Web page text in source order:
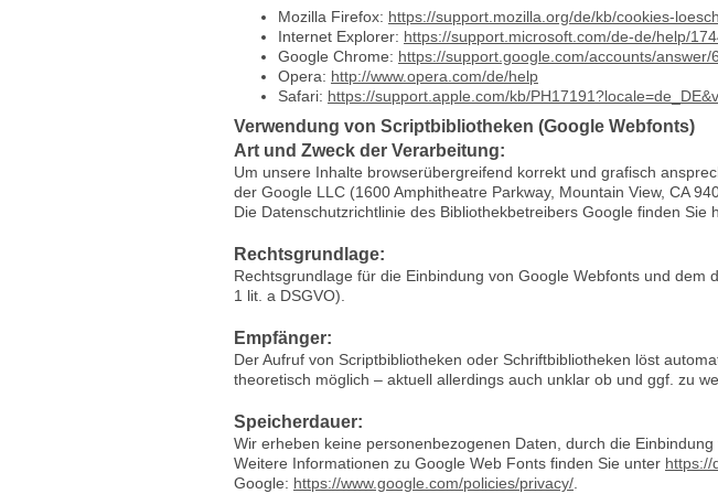
Mozilla Firefox: https://support.mozilla.org/de/kb/cookies-
Internet Explorer: https://support.microsoft.com/de-de/help/
Google Chrome: https://support.google.com/accounts/answer/
Opera: http://www.opera.com/de/help
Safari: https://support.apple.com/kb/
Verwendung von Scriptbibliotheken (Google Webfonts)
Art und Zweck der Verarbeitung:
Um unsere Inhalte browserübergreifend korrekt und grafisch
der Google LLC (1600 Amphitheatre Parkway, Mountain View, CA
Die Datenschutzrichtlinie des Bibliothekbetreibers Google finden Sie
Rechtsgrundlage:
Rechtsgrundlage für die Einbindung von Google Webfonts und dem
1 lit. a DSGVO).
Empfänger:
Der Aufruf von Scriptbibliotheken oder Schriftbibliotheken löst
theoretisch möglich – aktuell allerdings auch unklar ob und ggf. zu
Speicherdauer:
Wir erheben keine personenbezogenen Daten, durch die Einbindung
Weitere Informationen zu Google Web Fonts finden Sie unter https://
Google: https://www.google.com/policies/privacy/